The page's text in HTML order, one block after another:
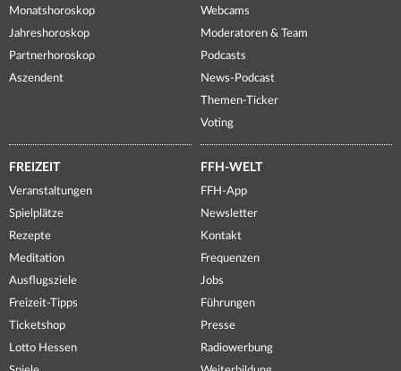
Monatshoroskop
Jahreshoroskop
Partnerhoroskop
Aszendent
Webcams
Moderatoren & Team
Podcasts
News-Podcast
Themen-Ticker
Voting
FREIZEIT
Veranstaltungen
Spielplätze
Rezepte
Meditation
Ausflugsziele
Freizeit-Tipps
Ticketshop
Lotto Hessen
FFH-WELT
FFH-App
Newsletter
Kontakt
Frequenzen
Jobs
Führungen
Presse
Radiowerbung